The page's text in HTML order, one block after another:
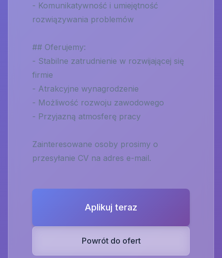
- Komunikatywność i umiejętność
rozwiązywania problemów
## Oferujemy:
- Stabilne zatrudnienie w rozwijającej się
firmie
- Atrakcyjne wynagrodzenie
- Możliwość rozwoju zawodowego
- Przyjazną atmosferę pracy
Zainteresowane osoby prosimy o
przesyłanie CV na adres e-mail.
Aplikuj teraz
Powrót do ofert